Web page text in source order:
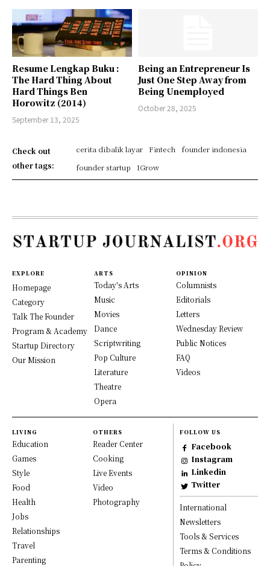
Resume Lengkap Buku :
The Hard Thing About
Hard Things Ben
Horowitz (2014)
September 13, 2025
Being an Entrepreneur Is
Just One Step Away from
Being Unemployed
October 28, 2025
Check out
other tags:
cerita dibalik layar Fintech
founder indonesia
founder startup
IGrow
EXPLORE
Homepage
Category
Talk The Founder
Program & Academy
Startup Directory
Our Mission
ARTS
Today's Arts
Music
Movies
Dance
Scriptwriting
Pop Culture
Literature
Theatre
Opera
OPINION
Columnists
Editorials
Letters
Wednesday Review
Public Notices
FAQ
Videos
LIVING
Education
Games
Style
Food
Health
Jobs
Relationships
Travel
Parenting
OTHERS
Reader Center
Cooking
Live Events
Video
Photography
FOLLOW US
Facebook
Instagram
Linkedin
Twitter
International
Newsletters
Tools & Services
Terms & Conditions